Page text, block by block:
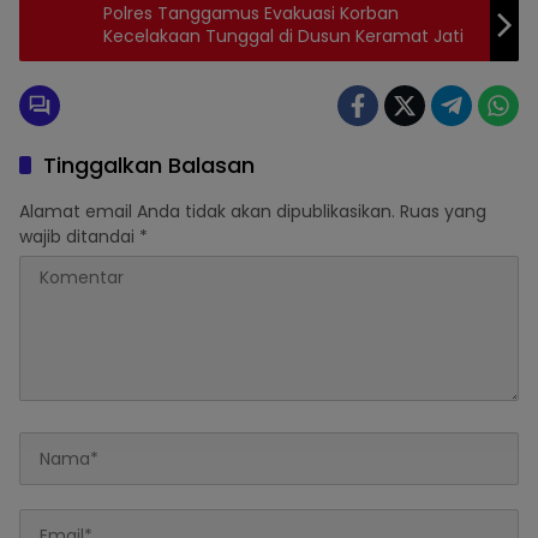
Polres Tanggamus Evakuasi Korban
Kecelakaan Tunggal di Dusun Keramat Jati
Tinggalkan Balasan
Alamat email Anda tidak akan dipublikasikan. Ruas yang
wajib ditandai *